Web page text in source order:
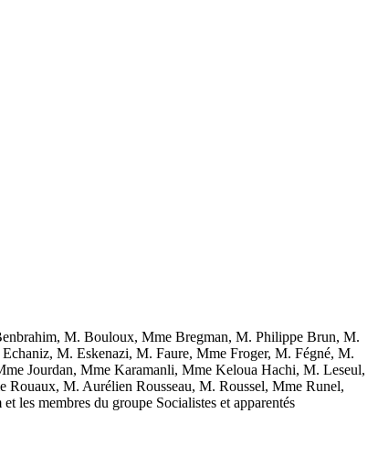
M. Bouloux, Mme Bregman, M. Philippe Brun, M.
M. Eskenazi, M. Faure, Mme Froger, M. Fégné, M.
Jourdan, Mme Karamanli, Mme Keloua Hachi, M. Leseul,
M. Aurélien Rousseau, M. Roussel, Mme Runel,
membres du groupe Socialistes et apparentés